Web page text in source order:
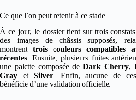
Ce que l’on peut retenir à ce stade
À ce jour, le dossier tient sur trois
des images de châssis supposés,
montrenttrois couleurs compatibles
récentes. Ensuite, plusieurs fuites
une palette composée deDark Cherry,
Gray etSilver. Enfin, aucune de
bénéficie d’une validation officielle.